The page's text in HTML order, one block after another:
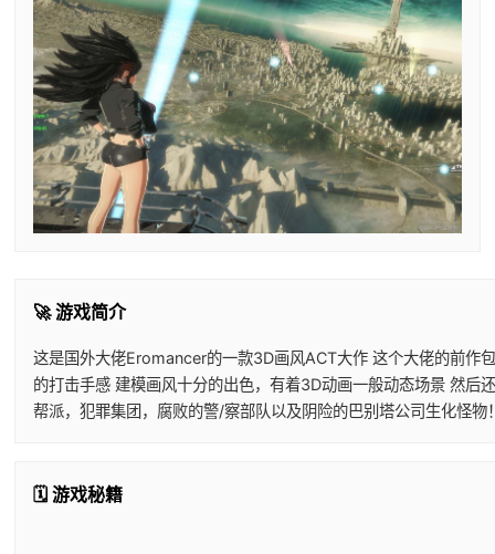
🚀 游戏简介
这是国外大佬Eromancer的一款3D画风ACT大作 这个大佬的前作
的打击手感 建模画风十分的出色，有着3D动画一般动态场景 然
帮派，犯罪集团，腐败的警/察部队以及阴险的巴别塔公司生化怪
🗓️ 游戏秘籍